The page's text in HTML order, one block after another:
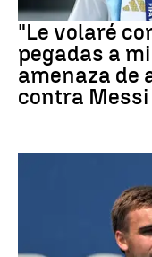
Mundial 2026
"Le volaré
pegadas a
amenaza de
contra